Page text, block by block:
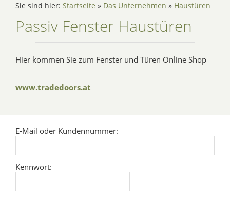
Sie sind hier: Startseite » Das Unternehmen » Haustüren
Passiv Fenster Haustüren
Hier kommen Sie zum Fenster und Türen Online Shop
www.tradedoors.at
E-Mail oder Kundennummer:
Kennwort: